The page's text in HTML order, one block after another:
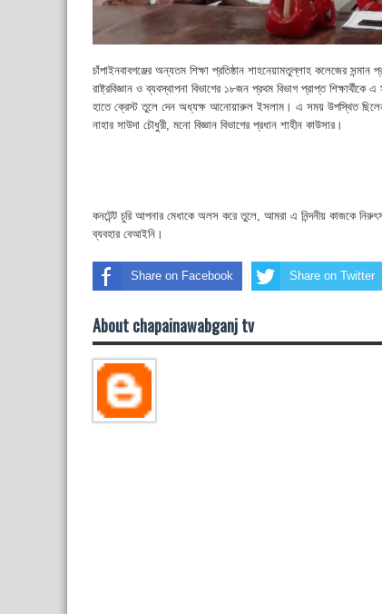
চাঁপাইনবাবগঞ্জের অন্যতম শিক্ষা প্রতিষ্ঠান শাহনেয়ামতুল্লাহ কলেজের
রাষ্ট্রবিজ্ঞান ও ব্যবস্থাপনা বিভাগের ১৮জন প্রথম বিভাগ প্রাপ্ত
হাতে ক্রেস্ট তুলে দেন অধ্যক্ষ আনোয়ারুল ইসলাম। এ সময় উপস্থিত ছিলেন,
নাহার সাউদা চৌধুরী, মনো বিজ্ঞান বিভাগের প্রধান শাহীন কাউসার।
কনটেন্ট চুরি আপনার মেধাকে অলস করে তুলে, আমরা এ নিন্দনীয় কাজকে
ব্যবহার বেআইনি।
Share on Facebook Share on Twitter
About chapainawabganj tv